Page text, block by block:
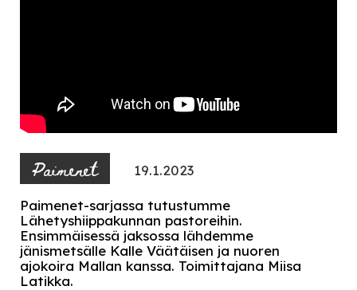
Paimenet 19.1.2023
Paimenet-sarjassa tutustumme
Lähetyshiippakunnan pastoreihin.
Ensimmäisessä jaksossa lähdemme
jänismetsälle Kalle Väätäisen ja nuoren
ajokoira Mallan kanssa. Toimittajana Miisa
Latikka.